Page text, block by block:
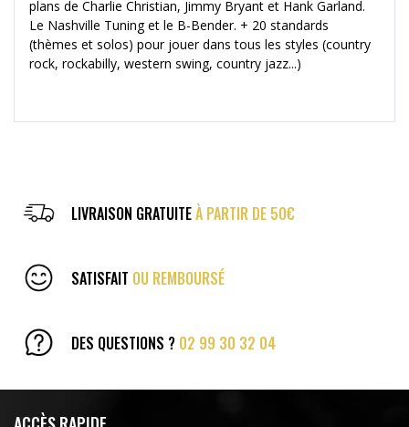
plans de Charlie Christian, Jimmy Bryant et Hank Garland.
Le Nashville Tuning et le B-Bender. + 20 standards
(thèmes et solos) pour jouer dans tous les styles (country
rock, rockabilly, western swing, country jazz...)
LIVRAISON GRATUITEÀ PARTIR DE 50€
SATISFAIT OU REMBOURSÉ
DES QUESTIONS ? 02 99 30 32 04